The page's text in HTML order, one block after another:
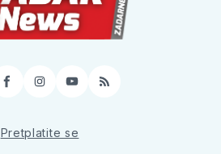
Facebook
Instagram
YouTube
RSS
Pretplatite se